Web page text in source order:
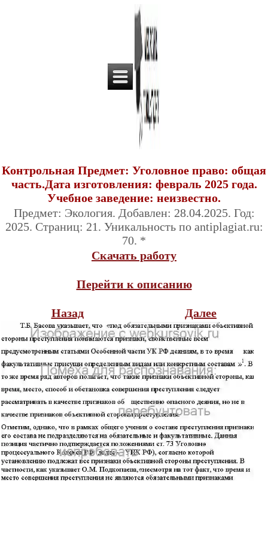
Контрольная Предмет: Уголовное право: общая
часть.Дата изготовления: февраль 2025 года.
Учебное заведение: неизвестно.
Предмет: Экология. Добавлен: 28.04.2025. Год:
2025. Страниц: 21. Уникальность по antiplagiat.ru:
70. *
Скачать работу
Перейти к описанию
Назад Далее